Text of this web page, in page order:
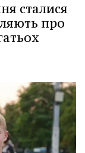
сталися
про